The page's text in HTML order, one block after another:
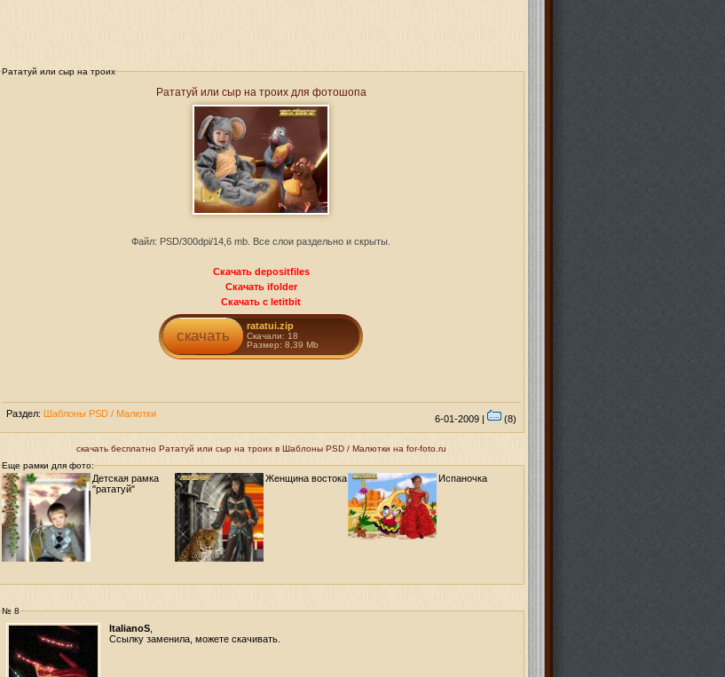
Рататуй или сыр на троих
Рататуй или сыр на троих для фотошопа
Файл: PSD/300dpi/14,6 mb. Все слои раздельно и скрыты.
Скачать depositfiles
Скачать ifolder
Скачать с letitbit
скачать
ratatui.zip
Скачали: 18
Размер: 8,39 Mb
Раздел: Шаблоны PSD / Малютки 6-01-2009 | (8)
скачать бесплатно Рататуй или сыр на троих в Шаблоны PSD / Малютки на for-foto.ru
Еще рамки для фото:
Детская рамка
"рататуй"
Женщина востока Испаночка
№ 8
ItalianoS,
Ссылку заменила, можете скачивать.